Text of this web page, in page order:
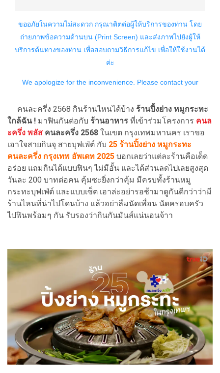
คนละครึ่ง 2568 กินร้านไหนได้บ้าง ร้านปิ้งย่าง หมูกระทะ
ใกล้ฉัน ! มาฟินกันต่อกับ ร้านอาหาร ที่เข้าร่วมโครงการ คนล
ะครึ่ง พลัส คนละครึ่ง 2568 ในเขต กรุงเทพมหานคร เราขอ
เอาใจสายกินจุ สายบุฟเฟ่ต์ กับ 25 ร้านปิ้งย่าง หมูกระทะ
คนละครึ่ง กรุงเทพ อัพเดท 2025 บอกเลยว่าแต่ละร้านคือเด็ด
อร่อย แถมกินได้แบบฟินๆ ไม่มีอั้น และได้ส่วนลดไปเลยสูงสุด
วันละ 200 บาทต่อคน คุ้มซะยิ่งกว่าคุ้ม มีครบทั้งร้านหมู
กระทะบุฟเฟ่ต์ และแบบเซ็ต เอาล่ะอย่ารอช้ามาดูกันดีกว่าว่ามี
ร้านไหนที่น่าไปโดนบ้าง แล้วอย่าลืมนัดเพื่อน นัดครอบครัว
ไปฟินพร้อมๆ กัน รับรองว่ากินกันมันส์แน่นอนจ้าา